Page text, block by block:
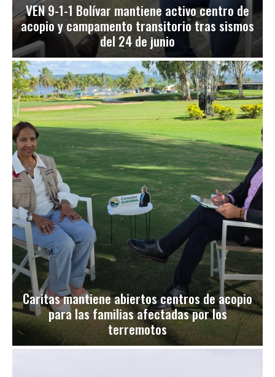
VEN 9-1-1 Bolívar mantiene activo centro de
acopio y campamento transitorio tras sismos
del 24 de junio
Caritas mantiene abiertos centros de acopio
para las familias afectadas por los
terremotos